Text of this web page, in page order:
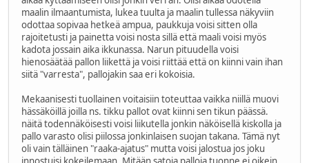
maalin ilmaantumista, lukea tuulta ja maalin tullessa näkyviin
odottaa sopivaa hetkeä ampua, paukkuja voisi sitten olla
rajoitetusti ja painetta voisi nosta sillä että maali voisi myös
kadota jossain aika ikkunassa. Narun pituudella voisi
hienosäätää pallon liikettä ja voisi riittää että on kiinni vain ihan
siitä "varresta", pallojakin saa eri kokoisia.
Mekaanisesti tuollainen voitaisiin toteuttaa vaikka niillä muovi
hässäköillä joilla ns. tikku pallot ovat kiinni sen tikun päässä.
näitä todennäköisesti voisi liikutella jonkin näköisellä kiskolla ja
pallo varasto olisi piilossa jonkinlaisen suojan takana. Tämä nyt
oli vain tälläinen "raaka-ajatus" mutta voisi jalostua jos joku